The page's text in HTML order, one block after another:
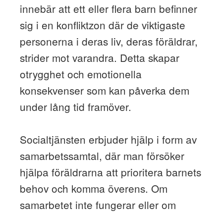
innebär att ett eller flera barn befinner
sig i en konfliktzon där de viktigaste
personerna i deras liv, deras föräldrar,
strider mot varandra. Detta skapar
otrygghet och emotionella
konsekvenser som kan påverka dem
under lång tid framöver.
Socialtjänsten erbjuder hjälp i form av
samarbetssamtal, där man försöker
hjälpa föräldrarna att prioritera barnets
behov och komma överens. Om
samarbetet inte fungerar eller om